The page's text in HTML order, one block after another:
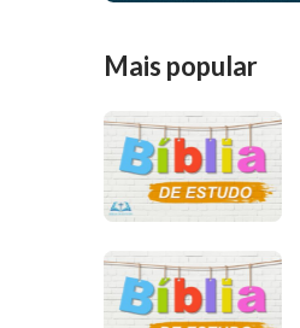
Mais popular